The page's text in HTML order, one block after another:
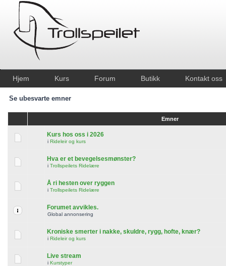
Hjem Kurs Forum Butikk Kontakt oss
Se ubesvarte emner
Emner
Kurs hos oss i 2026
i Rideleir og kurs
Hva er et bevegelsesmønster?
i Trollspeilets Ridelære
Å ri hesten over ryggen
i Trollspeilets Ridelære
Forumet avvikles.
Global annonsering
Kroniske smerter i nakke, skuldre, rygg, hofte, knær?
i Rideleir og kurs
Live stream
i Kurstyper